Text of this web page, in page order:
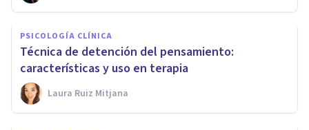
PSICOLOGÍA CLÍNICA
Técnica de detención del pensamiento:
características y uso en terapia
Laura Ruiz Mitjana